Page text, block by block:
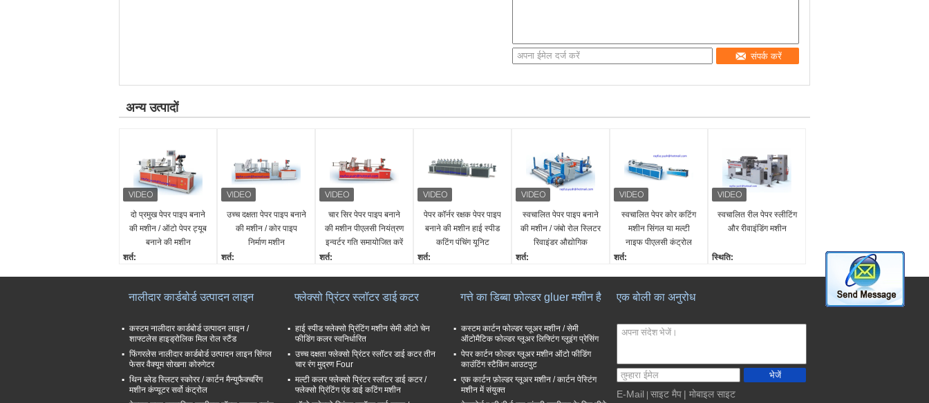
संपर्क करें
अन्य उत्पादों
दो प्रमुख पेपर पाइप बनाने
की मशीन / ऑटो पेपर ट्यूब
बनाने की मशीन
शर्त:
ई:
उपलब्ध इंजीनियर
समारोह:
पेपर पाइप बनाने की मशीन
गारंटी:
एक वर्ष
उच्च दक्षता पेपर पाइप बनाने
की मशीन / कोर पाइप
निर्माण मशीन
शर्त:
ई:
उपलब्ध इंजीनियर
समारोह:
कागज कोर बनाने की मशीन
एक वर्ष
चार सिर पेपर पाइप बनाने
की मशीन पीएलसी नियंत्रण
इन्वर्टर गति समायोजित करें
शर्त:
ई:
उपलब्ध इंजीनियर
समारोह:
कागज ट्यूब बनाने की मशीन
गारंटी:
एक वर्ष
पेपर कॉर्नर रक्षक पेपर पाइप
बनाने की मशीन हाई स्पीड
कटिंग पंचिंग यूनिट
शर्त:
ई:
उपलब्ध इंजीनियर
कागज कोने रक्षक बनाने की म
गारंटी:
स्वचालित पेपर पाइप बनाने
की मशीन / जंबो रोल स्लिटर
रिवाइंडर औद्योगिक
शर्त:
जाती है:
लब्ध इंजीनियर्स
समारोह:
स्वचालित जंबो पेपर रोल
स्लीटिंग और रीवाइंडिंग मशीन
गारंटी:
स्वचालित पेपर कोर कटिंग
मशीन सिंगल या मल्टी
नाइफ पीएलसी कंट्रोल
शर्त:
ई:
उपलब्ध इंजीनियर
गारंटी:
एक वर्ष
स्वचालित रील पेपर स्लीटिंग
और रीवाइंडिंग मशीन
स्थिति:
उपलब्ध इंजीनियर
रीवाइंडिंग मशीन
गारंटी:
एक वर्ष
नालीदार कार्डबोर्ड उत्पादन लाइन
कस्टम नालीदार कार्डबोर्ड उत्पादन लाइन /
शाफ्टलेस हाइड्रोलिक मिल रोल स्टैंड
फिंगरलेस नालीदार कार्डबोर्ड उत्पादन लाइन सिंगल
फेसर वैक्यूम सोखना कोरुगेटर
थिन ब्लेड स्लिटर स्कोरर / कार्टन मैन्युफैक्चरिंग
मशीन कंप्यूटर सर्वो कंट्रोल
फ्लेक्सो प्रिंटर स्लॉटर डाई कटर
हाई स्पीड फ्लेक्सो प्रिंटिंग मशीन सेमी ऑटो चेन
फीडिंग कलर स्वनिर्धारित
उच्च दक्षता फ्लेक्सो प्रिंटर स्लॉटर डाई कटर तीन
चार रंग मुद्रण Four
मल्टी कलर फ्लेक्सो प्रिंटर स्लॉटर डाई कटर /
फ्लेक्सो प्रिंटिंग एंड डाई कटिंग मशीन
गत्ते का डिब्बा फ़ोल्डर gluer मशीन है
कस्टम कार्टन फोल्डर ग्लूअर मशीन / सेमी
ऑटोमैटिक फोल्डर ग्लूअर लिफ्टिंग ग्लूइंग प्रेसिंग
पेपर कार्टन फोल्डर ग्लूअर मशीन ऑटो फीडिंग
काउंटिंग स्टैकिंग आउटपुट
एक कार्टन फ़ोल्डर ग्लूअर मशीन / कार्टन पेस्टिंग
मशीन में संयुक्त
एक बोली का अनुरोध
भेजें
E-Mail साइट मैप | मोबाइल साइट